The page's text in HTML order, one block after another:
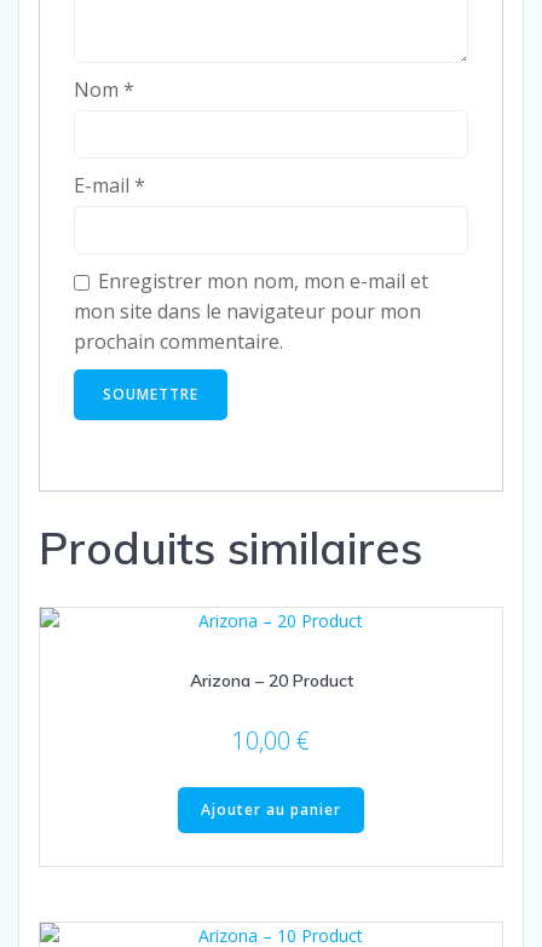
Nom *
E-mail *
Enregistrer mon nom, mon e-mail et
mon site dans le navigateur pour mon
prochain commentaire.
Produits similaires
Arizona – 20 Product
10,00 €
Ajouter au panier